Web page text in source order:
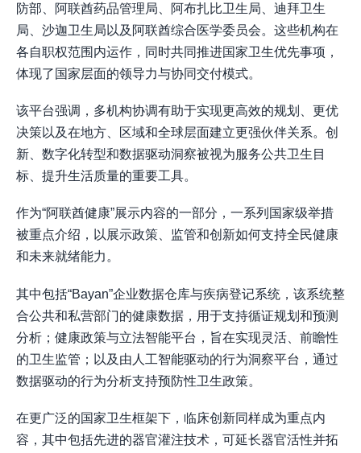
防部、阿联酋药品管理局、阿布扎比卫生局、迪拜卫生
局、沙迦卫生局以及阿联酋综合医学委员会。这些机构在
各自职权范围内运作，同时共同推进国家卫生优先事项，
体现了国家层面的领导力与协同交付模式。
该平台强调，多机构协调有助于实现更高效的规划、更优
决策以及在地方、区域和全球层面建立更强伙伴关系。创
新、数字化转型和数据驱动洞察被视为服务公共卫生目
标、提升生活质量的重要工具。
作为“阿联酋健康”展示内容的一部分，一系列国家级举措
被重点介绍，以展示政策、监管和创新如何支持全民健康
和未来就绪能力。
其中包括“Bayan”企业数据仓库与疾病登记系统，该系统整
合公共和私营部门的健康数据，用于支持循证规划和预测
分析；健康政策与立法智能平台，旨在实现灵活、前瞻性
的卫生监管；以及由人工智能驱动的行为洞察平台，通过
数据驱动的行为分析支持预防性卫生政策。
在更广泛的国家卫生框架下，临床创新同样成为重点内
容，其中包括先进的器官灌注技术，可延长器官活性并拓